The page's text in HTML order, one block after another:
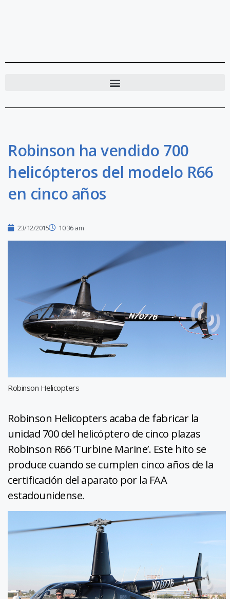
Robinson ha vendido 700
helicópteros del modelo R66
en cinco años
23/12/2015 10:36 am
Robinson Helicopters
Robinson Helicopters acaba de fabricar la
unidad 700 del helicóptero de cinco plazas
Robinson R66 ‘Turbine Marine’. Este hito se
produce cuando se cumplen cinco años de la
certificación del aparato por la FAA
estadounidense.